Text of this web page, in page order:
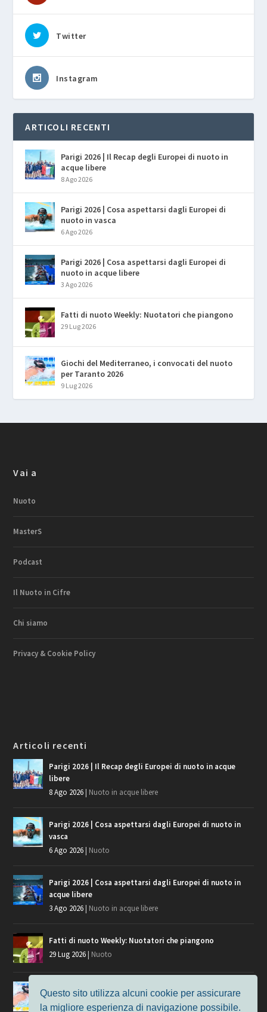
Twitter
Instagram
ARTICOLI RECENTI
Parigi 2026 | Il Recap degli Europei di nuoto in
acque libere
8 Ago 2026
Parigi 2026 | Cosa aspettarsi dagli Europei di
nuoto in vasca
6 Ago 2026
Parigi 2026 | Cosa aspettarsi dagli Europei di
nuoto in acque libere
3 Ago 2026
Fatti di nuoto Weekly: Nuotatori che piangono
29 Lug 2026
Giochi del Mediterraneo, i convocati del nuoto
per Taranto 2026
9 Lug 2026
Vai a
Nuoto
MasterS
Podcast
Il Nuoto in Cifre
Chi siamo
Privacy & Cookie Policy
Articoli recenti
Parigi 2026 | Il Recap degli Europei di nuoto in acque
libere
8 Ago 2026| Nuoto in acque libere
Parigi 2026 | Cosa aspettarsi dagli Europei di nuoto in
vasca
6 Ago 2026| Nuoto
Parigi 2026 | Cosa aspettarsi dagli Europei di nuoto in
acque libere
3 Ago 2026| Nuoto in acque libere
Fatti di nuoto Weekly: Nuotatori che piangono
29 Lug 2026| Nuoto
Giochi del Mediterraneo, i convocati del nuoto per
Questo sito utilizza alcuni cookie per assicurare
la migliore esperienza di navigazione possibile.